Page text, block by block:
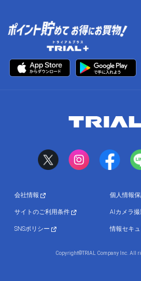
会社情報 個人情報
サイトのご利用条件 AIカメラ
SNSポリシー 情報セキ
Copyright©TRIAL Company Inc. All